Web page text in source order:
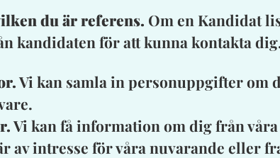
du är referens. Om en Kandidat
kandidaten för att kunna kontakta
Vi kan samla in personuppgifter om
Vi kan få information om dig från
av intresse för våra nuvarande eller